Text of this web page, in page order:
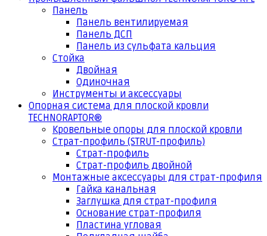
Панель
Панель вентилируемая
Панель ДСП
Панель из сульфата кальция
Стойка
Двойная
Одиночная
Инструменты и аксессуары
Опорная система для плоской кровли
TECHNORAPTOR®
Кровельные опоры для плоской кровли
Страт-профиль (STRUT-профиль)
Страт-профиль
Страт-профиль двойной
Монтажные аксессуары для страт-профиля
Гайка канальная
Заглушка для страт-профиля
Основание страт-профиля
Пластина угловая